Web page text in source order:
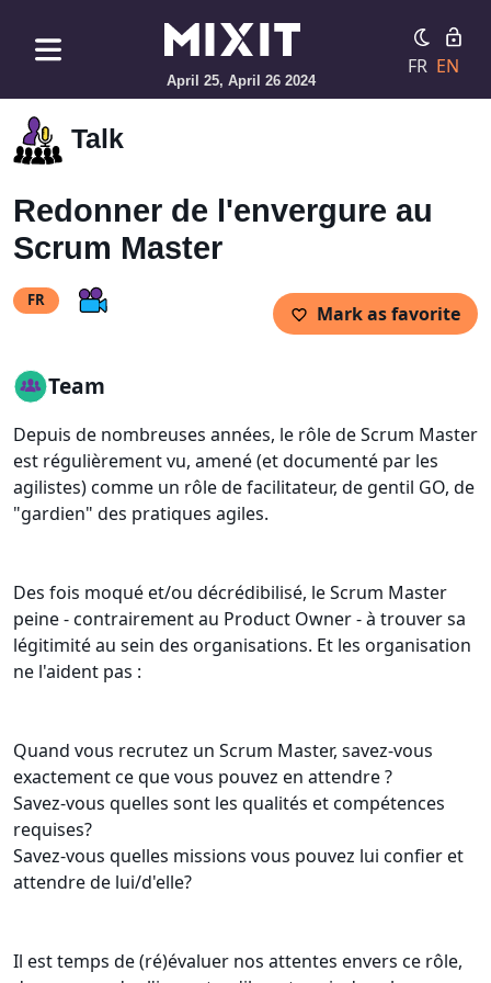
April 25, April 26 2024
FR EN
Talk
Redonner de l'envergure au
Scrum Master
FR
Mark as favorite
Team
Depuis de nombreuses années, le rôle de Scrum Master
est régulièrement vu, amené (et documenté par les
agilistes) comme un rôle de facilitateur, de gentil GO, de
"gardien" des pratiques agiles.
Des fois moqué et/ou décrédibilisé, le Scrum Master
peine - contrairement au Product Owner - à trouver sa
légitimité au sein des organisations. Et les organisation
ne l'aident pas :
Quand vous recrutez un Scrum Master, savez-vous
exactement ce que vous pouvez en attendre ?
Savez-vous quelles sont les qualités et compétences
requises?
Savez-vous quelles missions vous pouvez lui confier et
attendre de lui/d'elle?
Il est temps de (ré)évaluer nos attentes envers ce rôle,